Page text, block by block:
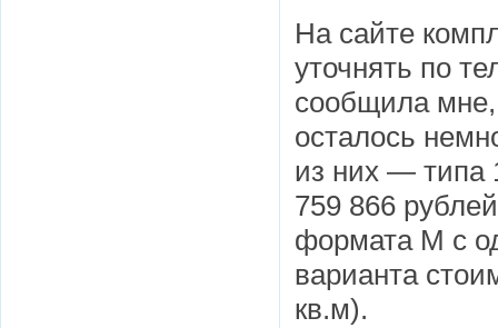
На сайте
уточнять по
сообщила
осталось
из них — типа
759 866
формата М с
варианта
кв.м).